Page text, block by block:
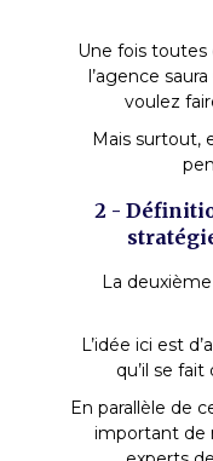
Une fois toutes
l’agence
voulez
Mais surtout,
2 -
La
L’idée ici est
qu’il se
En parallèle de
important de